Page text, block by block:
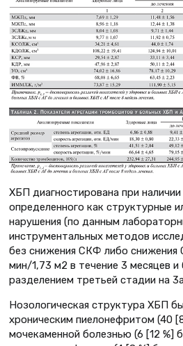
ХБП диагностирована при
определенного как структурные
нарушения (по данным
инструментальных методов
без снижения СКФ либо
мин/1,73 м2 в течение 3 месяцев
разделением третьей стадии на
Нозологическая структура ХБП
хроническим пиелонефритом (40
мочекаменной болезнью (6 [12 %]